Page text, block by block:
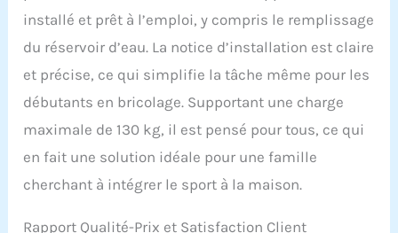
deux ans sur les pièces
d'usures. RAMEUR
PLIABLE : Astucieux, le
rameur se replie afin de
placard jusqu’à votre
prochaine séance ! Son
déplacement est facilité
par les roulettes.
Dimension 198*58*50cm
installé et prêt à l’emploi, y compris le remplissage
du réservoir d’eau. La notice d’installation est claire
et précise, ce qui simplifie la tâche même pour les
débutants en bricolage. Supportant une charge
maximale de 130 kg, il est pensé pour tous, ce qui
en fait une solution idéale pour une famille
cherchant à intégrer le sport à la maison.
Rapport Qualité-Prix et Satisfaction Client